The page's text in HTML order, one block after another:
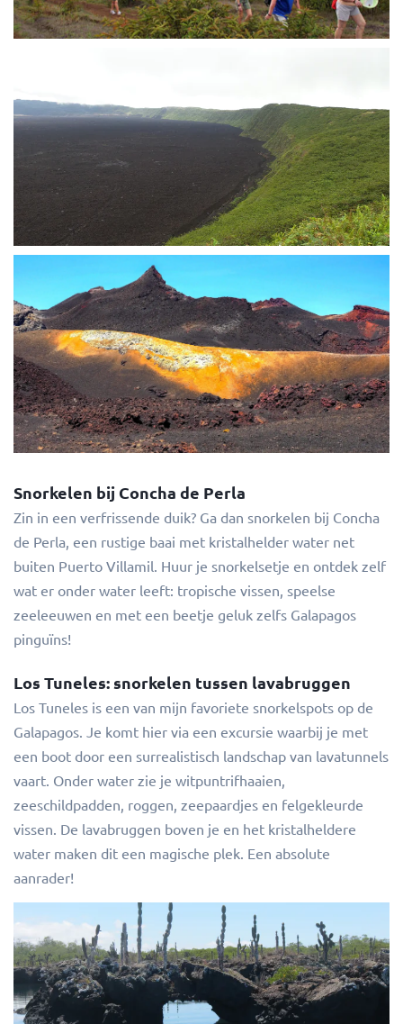
Snorkelen bij Concha de Perla
Zin in een verfrissende duik? Ga dan snorkelen bij Concha
de Perla, een rustige baai met kristalhelder water net
buiten Puerto Villamil. Huur je snorkelsetje en ontdek zelf
wat er onder water leeft: tropische vissen, speelse
zeeleeuwen en met een beetje geluk zelfs Galapagos
pinguïns!
Los Tuneles: snorkelen tussen lavabruggen
Los Tuneles is een van mijn favoriete snorkelspots op de
Galapagos. Je komt hier via een excursie waarbij je met
een boot door een surrealistisch landschap van lavatunnels
vaart. Onder water zie je witpuntrifhaaien,
zeeschildpadden, roggen, zeepaardjes en felgekleurde
vissen. De lavabruggen boven je en het kristalheldere
water maken dit een magische plek. Een absolute
aanrader!